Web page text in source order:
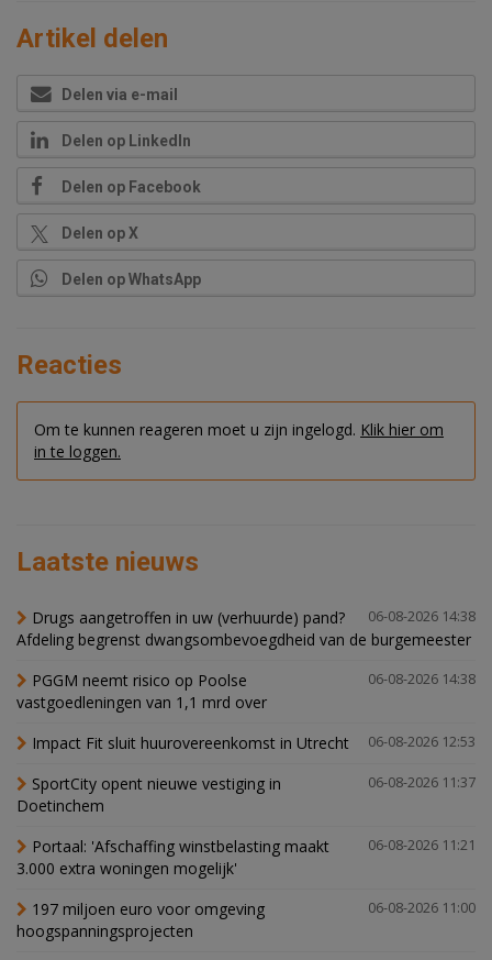
Artikel delen
Delen via e-mail
Delen op LinkedIn
Delen op Facebook
Delen op X
Delen op WhatsApp
Reacties
Om te kunnen reageren moet u zijn ingelogd. Klik hier om
in te loggen.
Laatste nieuws
06-08-2026 14:38
Drugs aangetroffen in uw (verhuurde) pand?
Afdeling begrenst dwangsombevoegdheid van de burgemeester
06-08-2026 14:38
PGGM neemt risico op Poolse
vastgoedleningen van 1,1 mrd over
06-08-2026 12:53
Impact Fit sluit huurovereenkomst in Utrecht
06-08-2026 11:37
SportCity opent nieuwe vestiging in
Doetinchem
06-08-2026 11:21
Portaal: 'Afschaffing winstbelasting maakt
3.000 extra woningen mogelijk'
06-08-2026 11:00
197 miljoen euro voor omgeving
hoogspanningsprojecten